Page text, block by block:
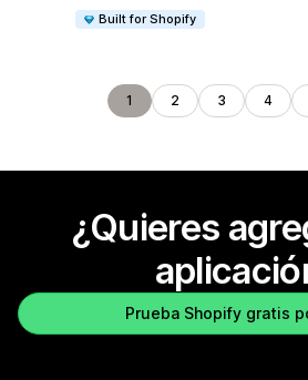
Built for Shopify
1 2 3 4
¿Quieres
Prueba Shopify gratis